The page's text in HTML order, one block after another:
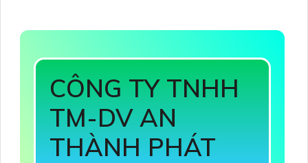
CÔNG TY TNHH
TM-DV AN
THÀNH PHÁT